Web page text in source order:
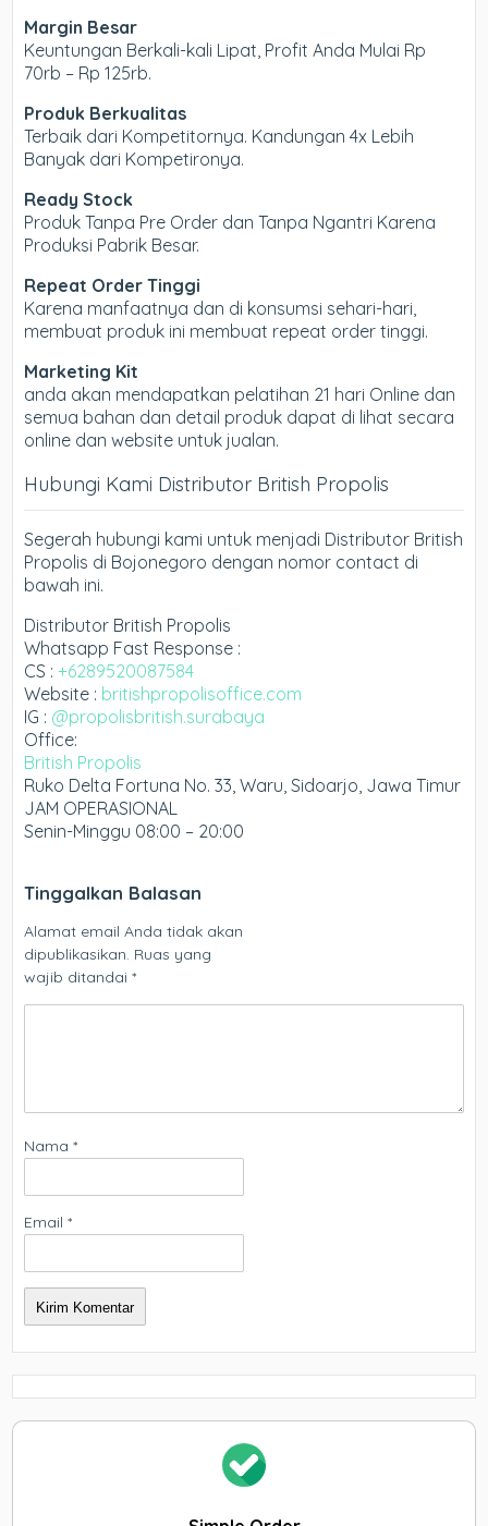
Margin Besar
Keuntungan Berkali-kali Lipat, Profit Anda Mulai Rp
70rb – Rp 125rb.
Produk Berkualitas
Terbaik dari Kompetitornya. Kandungan 4x Lebih
Banyak dari Kompetironya.
Ready Stock
Produk Tanpa Pre Order dan Tanpa Ngantri Karena
Produksi Pabrik Besar.
Repeat Order Tinggi
Karena manfaatnya dan di konsumsi sehari-hari,
membuat produk ini membuat repeat order tinggi.
Marketing Kit
anda akan mendapatkan pelatihan 21 hari Online dan
semua bahan dan detail produk dapat di lihat secara
online dan website untuk jualan.
Hubungi Kami Distributor British Propolis
Segerah hubungi kami untuk menjadi Distributor British
Propolis di Bojonegoro dengan nomor contact di
bawah ini.
Distributor British Propolis
Whatsapp Fast Response :
CS : +6289520087584
Website : britishpropolisoffice.com
IG : @propolisbritish.surabaya
Office:
British Propolis
Ruko Delta Fortuna No. 33, Waru, Sidoarjo, Jawa Timur
JAM OPERASIONAL
Senin-Minggu 08:00 – 20:00
Tinggalkan Balasan
Alamat email Anda tidak akan
dipublikasikan. Ruas yang
wajib ditandai*
Nama*
Email*